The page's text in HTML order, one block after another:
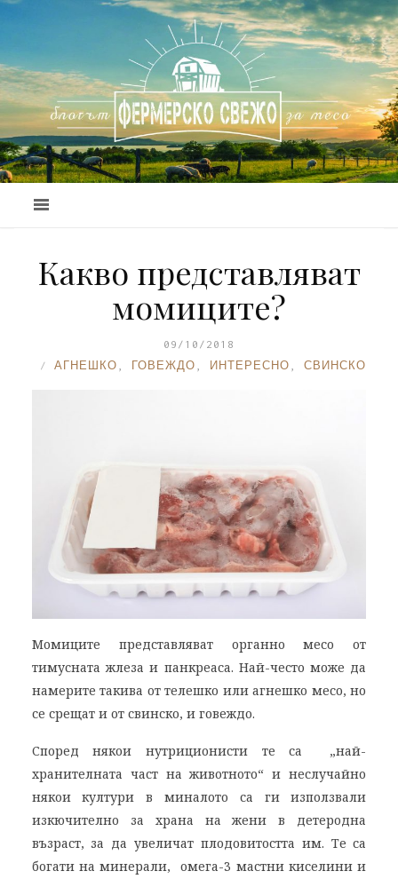
Какво представляват
момиците?
09/10/2018
АГНЕШКО
ГОВЕЖДО ИНТЕРЕСНО СВИНСКО
Момиците представляват органно месо от
тимусната жлеза и панкреаса. Най-често може да
намерите такива от телешко или агнешко месо, но
се срещат и от свинско, и говеждо.
Според някои нутриционисти те са „най-
хранителната част на животното“ и неслучайно
някои култури в миналото са ги използвали
изкючително за храна на жени в детеродна
възраст, за да увеличат плодовитостта им. Те са
богати на минерали, омега-3 мастни киселини и